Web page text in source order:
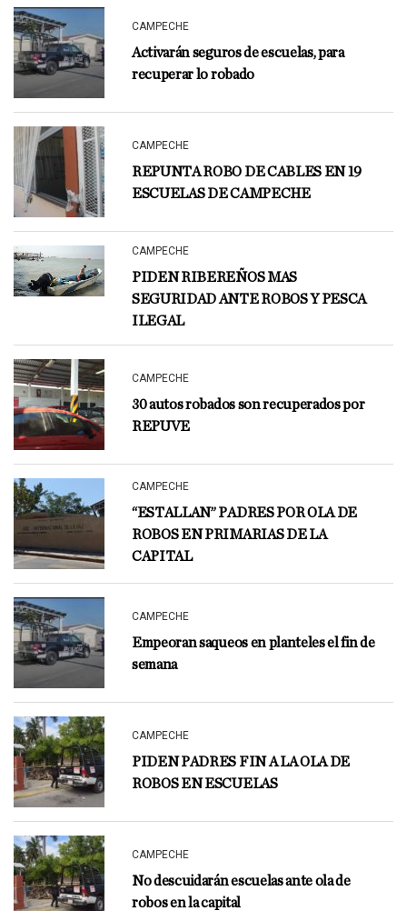
CAMPECHE
Activarán seguros de escuelas, para
recuperar lo robado
CAMPECHE
REPUNTA ROBO DE CABLES EN 19
ESCUELAS DE CAMPECHE
CAMPECHE
PIDEN RIBEREÑOS MAS
SEGURIDAD ANTE ROBOS Y PESCA
ILEGAL
CAMPECHE
30 autos robados son recuperados por
REPUVE
CAMPECHE
“ESTALLAN” PADRES POR OLA DE
ROBOS EN PRIMARIAS DE LA
CAPITAL
CAMPECHE
Empeoran saqueos en planteles el fin de
semana
CAMPECHE
PIDEN PADRES FIN A LA OLA DE
ROBOS EN ESCUELAS
CAMPECHE
No descuidarán escuelas ante ola de
robos en la capital